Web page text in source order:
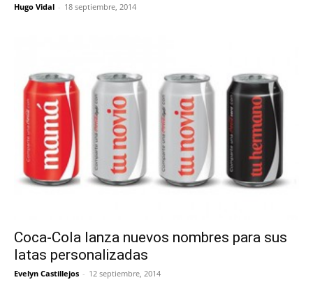
Hugo Vidal - 18 septiembre, 2014
Coca-Cola lanza nuevos nombres para sus
latas personalizadas
Evelyn Castillejos - 12 septiembre, 2014